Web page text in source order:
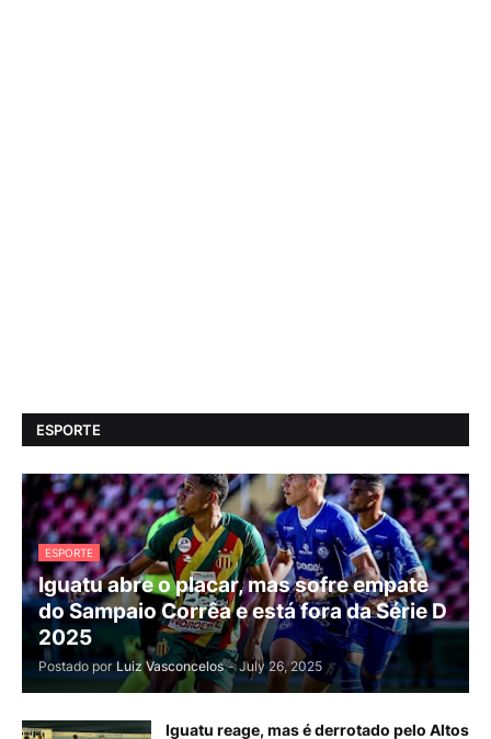
ESPORTE
ESPORTE
Iguatu abre o placar, mas sofre empate
do Sampaio Corrêa e está fora da Série D
2025
Postado por Luiz Vasconcelos - July 26, 2025
Iguatu reage, mas é derrotado pelo Altos